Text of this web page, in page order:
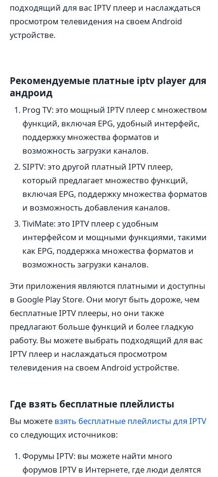
подходящий для вас IPTV плеер и наслаждаться
просмотром телевидения на своем Android
устройстве.
Рекомендуемые платные iptv player для
андроид
Prog TV: это мощный IPTV плеер с множеством
функций, включая EPG, удобный интерфейс,
поддержку множества форматов и
возможность загрузки каналов.
SIPTV: это другой платный IPTV плеер,
который предлагает множество функций,
включая EPG, поддержку множества форматов
и возможность добавления каналов.
TiviMate: это IPTV плеер с удобным
интерфейсом и мощными функциями, такими
как EPG, поддержка множества форматов и
возможность загрузки каналов.
Эти приложения являются платными и доступны
в Google Play Store. Они могут быть дороже, чем
бесплатные IPTV плееры, но они также
предлагают больше функций и более гладкую
работу. Вы можете выбрать подходящий для вас
IPTV плеер и наслаждаться просмотром
телевидения на своем Android устройстве.
Где взять бесплатные плейлисты
Вы можете взять бесплатные плейлисты для IPTV
со следующих источников:
Форумы IPTV: вы можете найти много
форумов IPTV в Интернете, где люди делятся